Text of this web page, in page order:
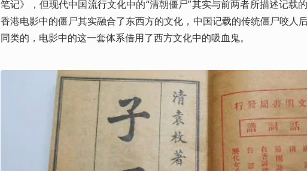
笔记》，但现代中国流行文化中的“清朝僵尸”其实与前两者所描述记载
香港电影中的僵尸其实融合了东西方的文化，中国记载的传统僵尸咬人
同类的，电影中的这一套体系借用了西方文化中的吸血鬼。